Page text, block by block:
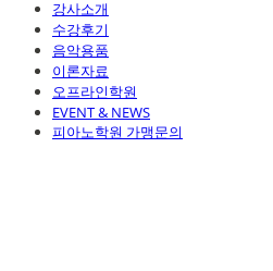
강사소개
수강후기
음악용품
이론자료
오프라인학원
EVENT & NEWS
피아노학원 가맹문의